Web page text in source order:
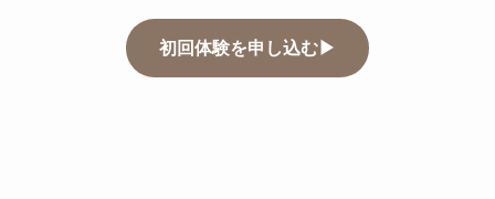
初回体験を申し込む▶